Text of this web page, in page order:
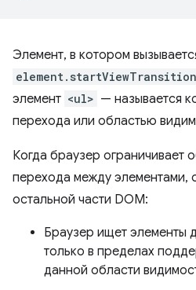
Элемент, в котором
элемент <ul> — называется
перехода или областью
Когда браузер ограничивает
перехода между элементами,
остальной части DOM:
Браузер ищет элементы
только в пределах
данной области